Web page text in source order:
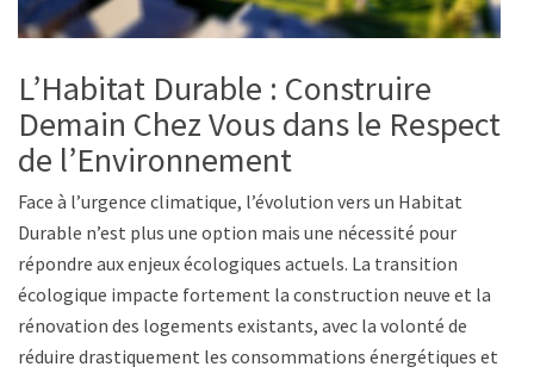
L’Habitat Durable : Construire
Demain Chez Vous dans le Respect
de l’Environnement
Face à l’urgence climatique, l’évolution vers un Habitat
Durable n’est plus une option mais une nécessité pour
répondre aux enjeux écologiques actuels. La transition
écologique impacte fortement la construction neuve et la
rénovation des logements existants, avec la volonté de
réduire drastiquement les consommations énergétiques et